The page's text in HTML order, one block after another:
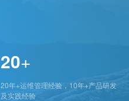
20+
20年+运维管理经验，10年+产品研发
及实践经验